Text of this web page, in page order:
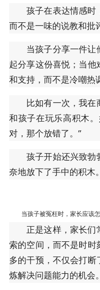
孩子在表达情感时
而不是一味的说教和批
当孩子分享一件让
起分享这份喜悦；当
和支持，而不是冷嘲热
比如有一次，我
和孩子在玩乐高积木
对，那个放错了。”
孩子开始还兴致勃
奈地放下了手中的积木。
当孩子被冤枉时，家长应该
正是这样，家长们
索的空间，而不是时
多的干预，不仅会打
炼解决问题能力的机会。